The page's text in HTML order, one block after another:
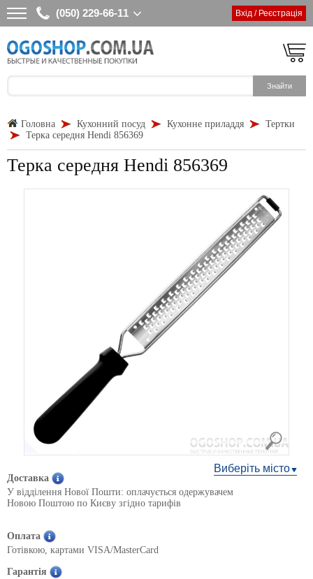
(050) 229-66-11 Вхід / Реєстрація
Головна Кухонний посуд Кухонне приладдя
Тертки
Терка середня Hendi 856369
Терка середня Hendi 856369
Виберіть місто
Доставка
У відділення Нової Пошти: оплачується одержувачем
Новою Поштою по Києву згідно тарифів
Оплата
Готівкою, картами VISA/MasterCard
Гарантія